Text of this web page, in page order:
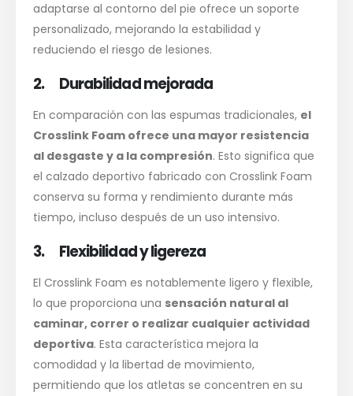
adaptarse al contorno del pie ofrece un soporte
personalizado, mejorando la estabilidad y
reduciendo el riesgo de lesiones.
2. Durabilidad mejorada
En comparación con las espumas tradicionales, el
Crosslink Foam ofrece una mayor resistencia
al desgaste y a la compresión. Esto significa que
el calzado deportivo fabricado con Crosslink Foam
conserva su forma y rendimiento durante más
tiempo, incluso después de un uso intensivo.
3. Flexibilidad y ligereza
El Crosslink Foam es notablemente ligero y flexible,
lo que proporciona una sensación natural al
caminar, correr o realizar cualquier actividad
deportiva. Esta característica mejora la
comodidad y la libertad de movimiento,
permitiendo que los atletas se concentren en su